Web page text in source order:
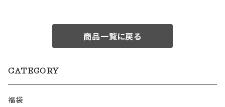
商品一覧に戻る
CATEGORY
福袋